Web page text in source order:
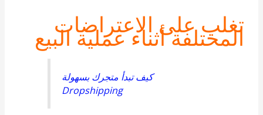
تغلب على الاعتراضات
المختلفة أثناء عملية البيع
كيف تبدأ متجرك بسهولة
Dropshipping